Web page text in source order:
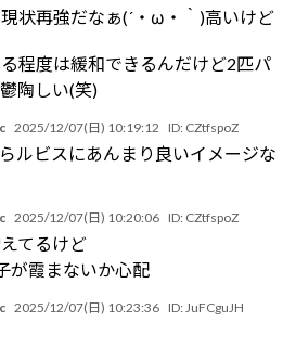
状再強だなぁ(´・ω・｀)高いけど
程度は緩和できるんだけど2匹パ
陶しい(笑)
2025/12/07(日) 10:19:12 ID: CZtfspoZ
ルビスにあんまり良いイメージな
2025/12/07(日) 10:20:06 ID: CZtfspoZ
てるけど
が霞まないか心配
2025/12/07(日) 10:23:36 ID:JuFCguJH